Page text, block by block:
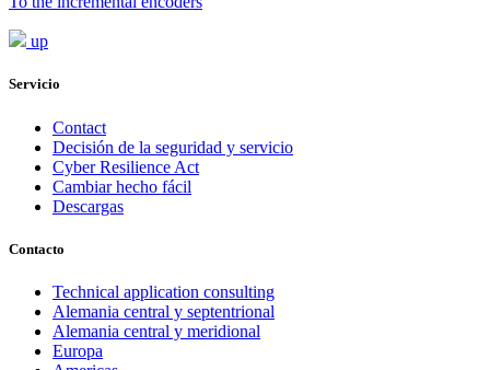
up
Servicio
Contact
Decisión de la seguridad y servicio
Cyber Resilience Act
Cambiar hecho fácil
Descargas
Contacto
Technical application consulting
Alemania central y septentrional
Alemania central y meridional
Europa